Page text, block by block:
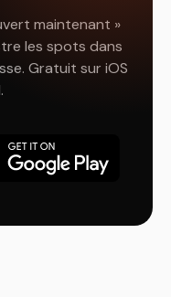
maintenant »
les spots dans
Gratuit sur iOS